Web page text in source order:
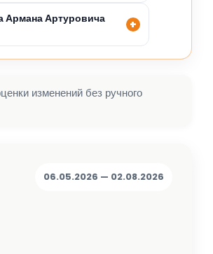
Армана Артуровича
изменений без ручного
06.05.2026 — 02.08.2026